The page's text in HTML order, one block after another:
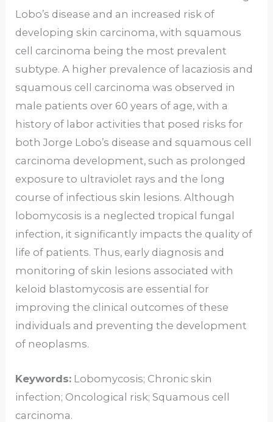
Lobo’s disease and an increased risk of
developing skin carcinoma, with squamous
cell carcinoma being the most prevalent
subtype. A higher prevalence of lacaziosis and
squamous cell carcinoma was observed in
male patients over 60 years of age, with a
history of labor activities that posed risks for
both Jorge Lobo’s disease and squamous cell
carcinoma development, such as prolonged
exposure to ultraviolet rays and the long
course of infectious skin lesions. Although
lobomycosis is a neglected tropical fungal
infection, it significantly impacts the quality of
life of patients. Thus, early diagnosis and
monitoring of skin lesions associated with
keloid blastomycosis are essential for
improving the clinical outcomes of these
individuals and preventing the development
of neoplasms.
Keywords: Lobomycosis; Chronic skin
infection; Oncological risk; Squamous cell
carcinoma.